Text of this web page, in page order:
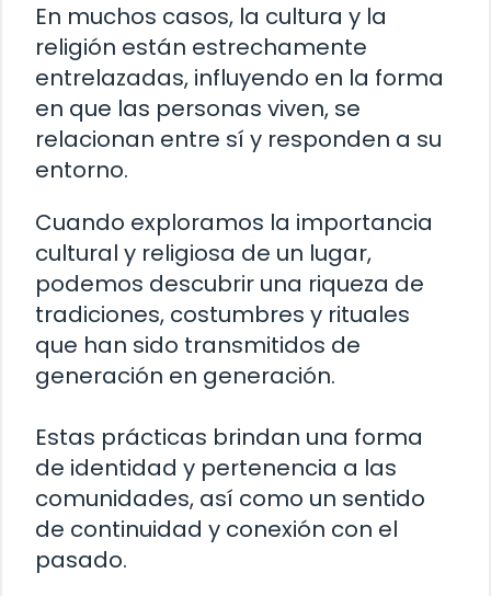
En muchos casos, la cultura y la
religión están estrechamente
entrelazadas, influyendo en la forma
en que las personas viven, se
relacionan entre sí y responden a su
entorno.
Cuando exploramos la importancia
cultural y religiosa de un lugar,
podemos descubrir una riqueza de
tradiciones, costumbres y rituales
que han sido transmitidos de
generación en generación.
Estas prácticas brindan una forma
de identidad y pertenencia a las
comunidades, así como un sentido
de continuidad y conexión con el
pasado.